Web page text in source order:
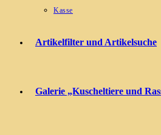
Kasse
Artikelfilter und Artikelsuche
Galerie „Kuscheltiere und